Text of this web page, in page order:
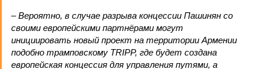
– Вероятно, в случае разрыва концессии Пашинян со
своими европейскими партнёрами могут
инициировать новый проект на территории Армении
подобно трамповскому TRIPP, где будет создана
европейская концессия для управления путями, а